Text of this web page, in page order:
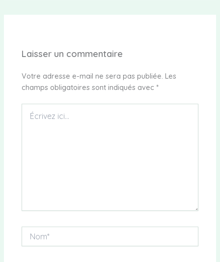
Laisser un commentaire
Votre adresse e-mail ne sera pas publiée. Les
champs obligatoires sont indiqués avec *
ici…